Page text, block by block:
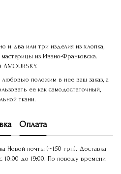
и два или три изделия из хлопка,
из Ивано-Франковска.
AMOURSKY.
положим в нее ваш заказ, а
ее как самодостаточный,
ткани.
Оплата
Новой почты (~150 грн). Доставка
10:00 до 19:00. По поводу времени